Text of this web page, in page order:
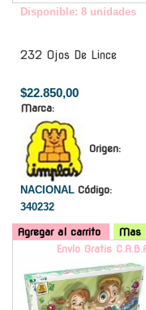
Disponible: 8 unidades
232 Ojos De Lince
$22.850,00
Marca:
Origen:
NACIONAL Código:
340232
Agregar al carrito Mas
Envío Gratis